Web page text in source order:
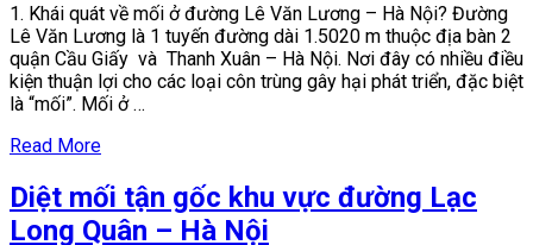
mối
khu
vực
đường
Hà
Nội
1. Khái quát về mối ở đường Lê Văn Lương – Hà Nội? Đường
Lê Văn Lương là 1 tuyến đường dài 1.5020 m thuộc địa bàn 2
quận Cầu Giấy và Thanh Xuân – Hà Nội. Nơi đây có nhiều điều
kiện thuận lợi cho các loại côn trùng gây hại phát triển, đặc biệt
là “mối”. Mối ở …
Read More
Diệt mối tận gốc khu vực đường Lạc
Long Quân – Hà Nội